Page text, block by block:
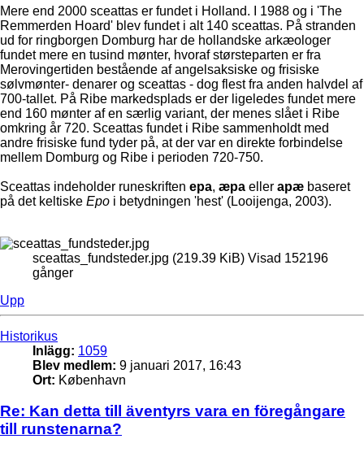
Mere end 2000 sceattas er fundet i Holland. I 1988 og i 'The
Remmerden Hoard' blev fundet i alt 140 sceattas. På stranden
ud for ringborgen Domburg har de hollandske arkæologer
fundet mere en tusind mønter, hvoraf størsteparten er fra
Merovingertiden bestående af angelsaksiske og frisiske
sølvmønter- denarer og sceattas - dog flest fra anden halvdel af
700-tallet. På Ribe markedsplads er der ligeledes fundet mere
end 160 mønter af en særlig variant, der menes slået i Ribe
omkring år 720. Sceattas fundet i Ribe sammenholdt med
andre frisiske fund tyder på, at der var en direkte forbindelse
mellem Domburg og Ribe i perioden 720-750.
Sceattas indeholder runeskriften epa, æpa eller apæ baseret
på det keltiske Epo i betydningen 'hest' (Looijenga, 2003).
sceattas_fundsteder.jpg (219.39 KiB) Visad 152196
gånger
Upp
Historikus
Inlägg: 1059
Blev medlem: 9 januari 2017, 16:43
Ort: København
Re: Kan detta till äventyrs vara en föregångare
till runstenarna?